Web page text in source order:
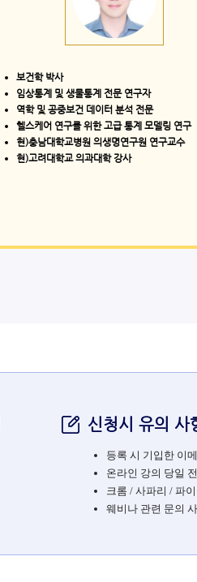
보건학 박사
임상통계 및 생물통계 전문 연구자​
역학 및 공중보건 데이터 분석 전문​​
헬스케어 연구를 위한 고급 통계 모델링 연구​
현)충남대학교병원 의생명연구원 연구교수​
현)고려대학교 의과대학 강사​
신청시 유의 사
등록 시 기입한 이
온라인 강의 당일
크롬 / 사파리 / 파
웨비나 관련 문의